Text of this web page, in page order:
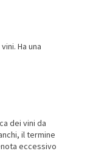
Ha una
dei vini da
il termine
eccessivo